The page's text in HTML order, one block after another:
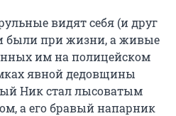
видят себя (и друг
были при жизни, а живые
им на полицейском
явной дедовщины
Ник стал лысоватым
а его бравый напарник